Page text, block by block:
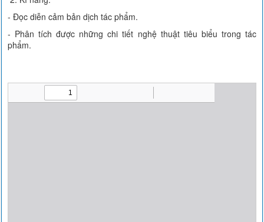
- Đọc diễn cảm bản dịch tác phẩm.
- Phân tích được những chi tiết nghệ thuật tiêu biểu trong tác
phẩm.